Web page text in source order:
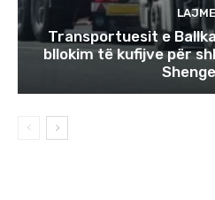
LAJME
Transportuesit e
bllokim të kufijve për